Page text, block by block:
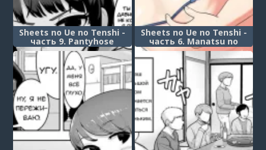
Sheets no Ue no Tenshi -
часть 9. Pantyhose
Vampire
Sheets no Ue no Tenshi -
часть 6. Manatsu no
Summer ~Omoide no
Memories~